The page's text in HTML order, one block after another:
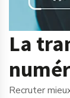
La
Recruter